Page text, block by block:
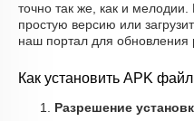
точно так же, как и
простую версию или
наш портал для обновления
Как установить APK
Разрешение